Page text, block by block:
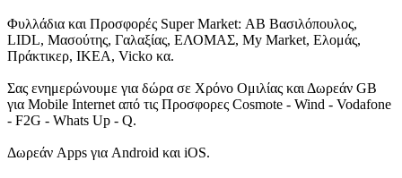
Φυλλάδια και Προσφορές Super Market: ΑΒ Βασιλόπουλος,
LIDL, Μασούτης, Γαλαξίας, ΕΛΟΜΑΣ, My Market, Ελομάς,
Πράκτικερ, ΙΚΕΑ, Vicko κα.
Σας ενημερώνουμε για δώρα σε Χρόνο Ομιλίας και Δωρεάν GB
για Mobile Internet από τις Προσφορες Cosmote - Wind - Vodafone
- F2G - Whats Up - Q.
Δωρεάν Apps για Android και iOS.